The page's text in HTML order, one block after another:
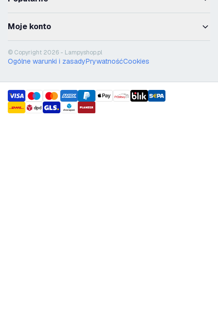
Moje konto
© Copyright 2026 - Lampyshop.pl
Ogólne warunki i zasadyPrywatnośćCookies
payment methods
shipment methods